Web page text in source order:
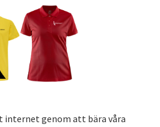
genom att bära våra